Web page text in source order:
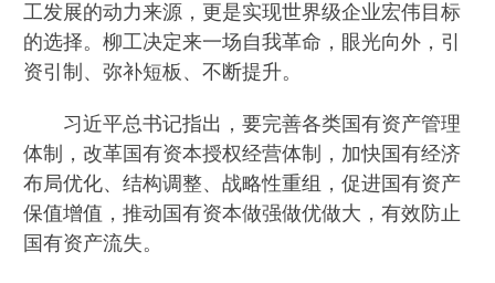
工发展的动力来源，更是实现世界级企业宏伟目标
的选择。柳工决定来一场自我革命，眼光向外，引
资引制、弥补短板、不断提升。
习近平总书记指出，要完善各类国有资产管理
体制，改革国有资本授权经营体制，加快国有经济
布局优化、结构调整、战略性重组，促进国有资产
保值增值，推动国有资本做强做优做大，有效防止
国有资产流失。